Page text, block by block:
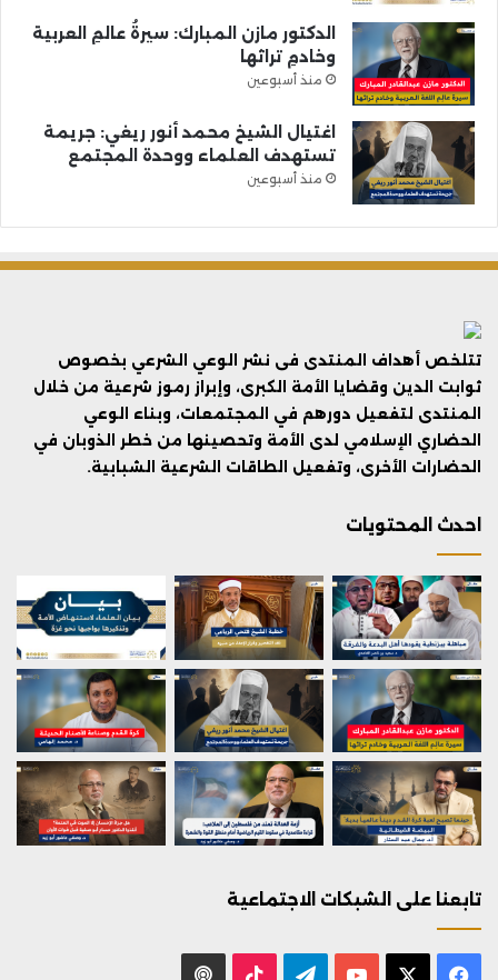
الدكتور مازن المبارك: سيرةُ عالمِ العربية
وخادمِ تراثها
منذ أسبوعين
اغتيال الشيخ محمد أنور ريغي: جريمة
تستهدف العلماء ووحدة المجتمع
منذ أسبوعين
تتلخص أهداف المنتدى فى نشر الوعي الشرعي بخصوص
ثوابت الدين وقضايا الأمة الكبرى، وإبراز رموز شرعية من خلال
المنتدى لتفعيل دورهم في المجتمعات، وبناء الوعي
الحضاري الإسلامي لدى الأمة وتحصينها من خطر الذوبان في
الحضارات الأخرى، وتفعيل الطاقات الشرعية الشبابية.
احدث المحتويات
تابعنا على الشبكات الاجتماعية